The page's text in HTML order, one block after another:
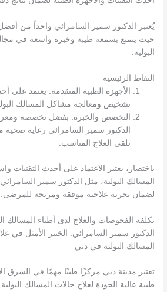
يُعتبر الدكتور سمير السامرائي واحداً من
حيث يتمتع بسمعة طيبة وخبرة واسعة في
البولية.
النقاط الرئيسية
الأجهزة الطبية المتقدمة: يعتمد على
تشخيص ومعالجة مشاكل المسالك
التخصص والخبرة: بفضل تخصصه
الدكتور سمير السامرائي رعاية
تلقي العلاج المناسب.
باختصار، يعتبر الاعتماد على أحدث التقنيات
المسالك البولية، مثل الدكتور سمير
لضمان تجربة علاجية موفقة ومريحة للمرضى.
تكلفة الفحوصات والعلاج لدى أطباء المسالك
الدكتور سمير السامرائي: الخبير الأمثل في
المسالك البولية في دبي
تعتبر مدينة دبي مركزًا طبيًا مهمًا في الشرق
طبية عالية الجودة لعلاج حالات المسالك البولية.